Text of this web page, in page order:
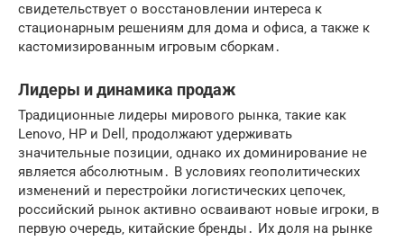
свидетельствует о восстановлении интереса к
стационарным решениям для дома и офиса‚ а также к
кастомизированным игровым сборкам․
Лидеры и динамика продаж
Традиционные лидеры мирового рынка‚ такие как
Lenovo‚ HP и Dell‚ продолжают удерживать
значительные позиции‚ однако их доминирование не
является абсолютным․ В условиях геополитических
изменений и перестройки логистических цепочек‚
российский рынок активно осваивают новые игроки‚ в
первую очередь‚ китайские бренды․ Их доля на рынке